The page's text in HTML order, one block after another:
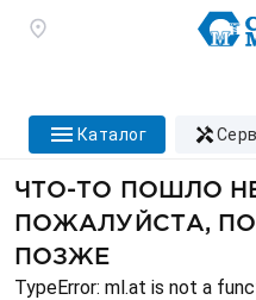
каталог
ЧТО-ТО ПОШЛО
ПОЖАЛУЙСТА,
ПОЗЖЕ
TypeError: ml.at is not a